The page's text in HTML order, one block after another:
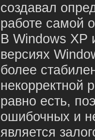
создавал
работе самой
В Windows XP
версиях
более
некорректной
равно есть,
ошибочных и
является